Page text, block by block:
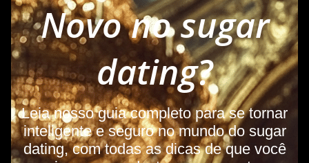
Novo no sugar
dating?
Leia nosso guia completo para se tornar
inteligente e seguro no mundo do sugar
dating, com todas as dicas de que você